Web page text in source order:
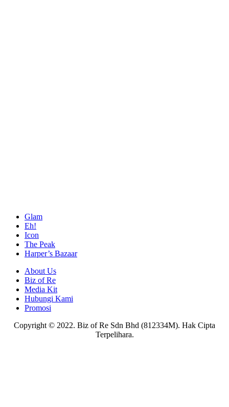
Glam
Eh!
Icon
The Peak
Harper’s Bazaar
About Us
Biz of Re
Media Kit
Hubungi Kami
Promosi
Copyright © 2022. Biz of Re Sdn Bhd (812334M). Hak Cipta
Terpelihara.